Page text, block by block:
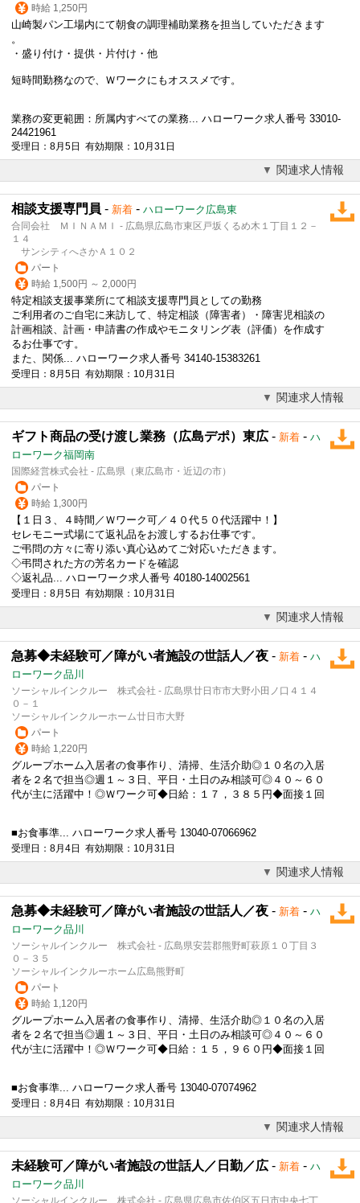
時給 1,250円
山崎製パン工場内にて朝食の調理補助業務を担当していただきます
。
・盛り付け・提供・片付け・他
短時間勤務なので、 Ｗワーク にもオススメです。
業務の変更範囲：所属内すべての業務... ハローワーク求人番号 33010-
24421961
受理日：8月5日 有効期限：10月31日
関連求人情報
相談支援専門員 - 新着 - ハローワーク広島東
合同会社 ＭＩＮＡＭＩ - 広島県広島市東区戸坂くるめ木１丁目１２－
１４
サンシティへさかＡ１０２
パート
時給 1,500円 ～ 2,000円
特定相談支援事業所にて相談支援専門員としての勤務
ご利用者のご自宅に来訪して、特定相談（障害者）・障害児相談の
計画相談、計画・申請書の作成やモニタリング表（評価）を作成す
るお仕事です。
また、関係... ハローワーク求人番号 34140-15383261
受理日：8月5日 有効期限：10月31日
関連求人情報
ギフト商品の受け渡し業務（広島デポ）東広 - 新着 - ハ
ローワーク福岡南
国際経営株式会社 - 広島県（東広島市・近辺の市）
パート
時給 1,300円
【１日３、４時間／ Ｗワーク可／４０代５０代活躍中！】
セレモニー式場にて返礼品をお渡しするお仕事です。
ご弔問の方々に寄り添い真心込めてご対応いただきます。
◇弔問された方の芳名カードを確認
◇返礼品... ハローワーク求人番号 40180-14002561
受理日：8月5日 有効期限：10月31日
関連求人情報
急募◆未経験可／障がい者施設の世話人／夜 - 新着 - ハ
ローワーク品川
ソーシャルインクルー 株式会社 - 広島県廿日市市大野小田ノ口４１４
０－１
ソーシャルインクルーホーム廿日市大野
パート
時給 1,220円
グループホーム入居者の食事作り、清掃、生活介助◎１０名の入居
者を２名で担当◎週１～３日、平日・土日のみ相談可◎４０～６０
代が主に活躍中！◎Ｗワーク可◆日給：１７，３８５円◆面接１回
■お食事準... ハローワーク求人番号 13040-07066962
受理日：8月4日 有効期限：10月31日
関連求人情報
急募◆未経験可／障がい者施設の世話人／夜 - 新着 - ハ
ローワーク品川
ソーシャルインクルー 株式会社 - 広島県安芸郡熊野町萩原１０丁目３
０－３５
ソーシャルインクルーホーム広島熊野町
パート
時給 1,120円
グループホーム入居者の食事作り、清掃、生活介助◎１０名の入居
者を２名で担当◎週１～３日、平日・土日のみ相談可◎４０～６０
代が主に活躍中！◎Ｗワーク可◆日給：１５，９６０円◆面接１回
■お食事準... ハローワーク求人番号 13040-07074962
受理日：8月4日 有効期限：10月31日
関連求人情報
未経験可／障がい者施設の世話人／日勤／広 - 新着 - ハ
ローワーク品川
ソーシャルインクルー 株式会社 - 広島県広島市佐伯区五日市中央七丁